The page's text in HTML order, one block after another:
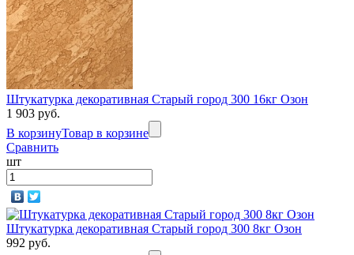
Штукатурка декоративная Старый город 300 16кг Озон
1 903 руб.
В корзинуТовар в корзине
Сравнить
шт
Штукатурка декоративная Старый город 300 8кг Озон
992 руб.